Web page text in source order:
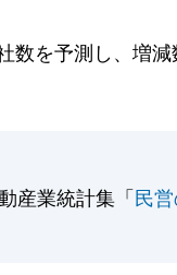
を予測し、増
産業統計集「民